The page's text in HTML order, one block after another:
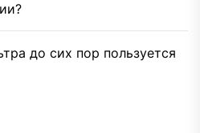
до сих пор пользуется